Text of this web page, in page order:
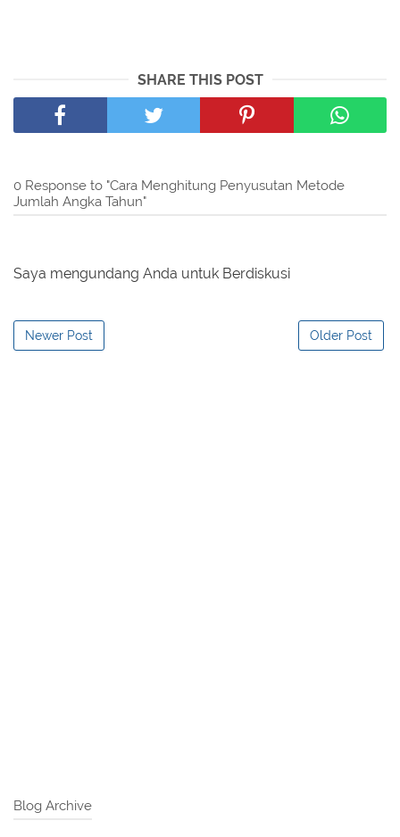
SHARE THIS POST
0 Response to "Cara Menghitung Penyusutan Metode
Jumlah Angka Tahun"
Saya mengundang Anda untuk Berdiskusi
Newer Post Older Post
Blog Archive